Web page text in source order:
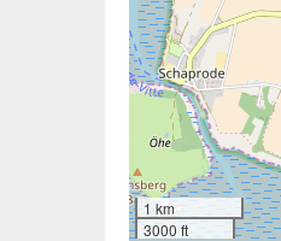
1 km
3000 ft